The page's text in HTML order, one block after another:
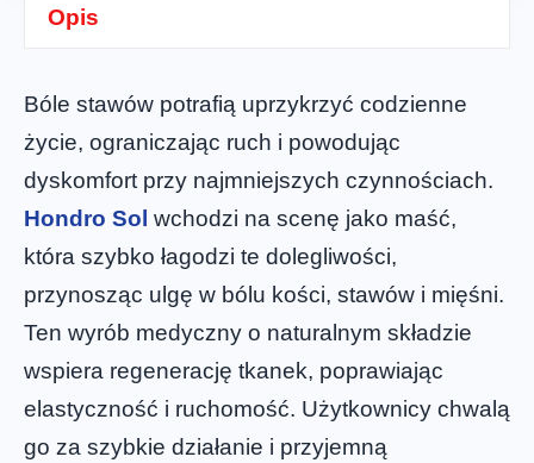
Opis
Bóle stawów potrafią uprzykrzyć codzienne
życie, ograniczając ruch i powodując
dyskomfort przy najmniejszych czynnościach.
Hondro Sol wchodzi na scenę jako maść,
która szybko łagodzi te dolegliwości,
przynosząc ulgę w bólu kości, stawów i mięśni.
Ten wyrób medyczny o naturalnym składzie
wspiera regenerację tkanek, poprawiając
elastyczność i ruchomość. Użytkownicy chwalą
go za szybkie działanie i przyjemną